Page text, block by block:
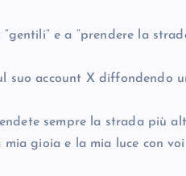
e a “prendere la
suo account X diffondendo
sempre la strada più
gioia e la mia luce con voi